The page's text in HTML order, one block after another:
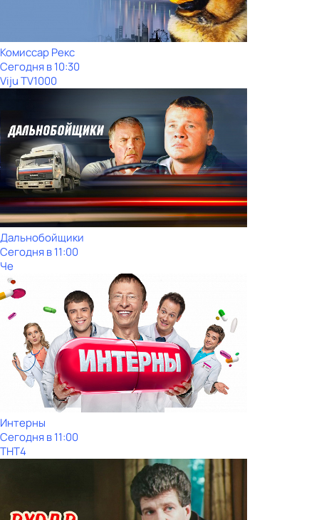
Комиссар Рекс
Сегодня в 10:30
Viju TV1000
Дальнобойщики
Сегодня в 11:00
Че
Интерны
Сегодня в 11:00
ТНТ4